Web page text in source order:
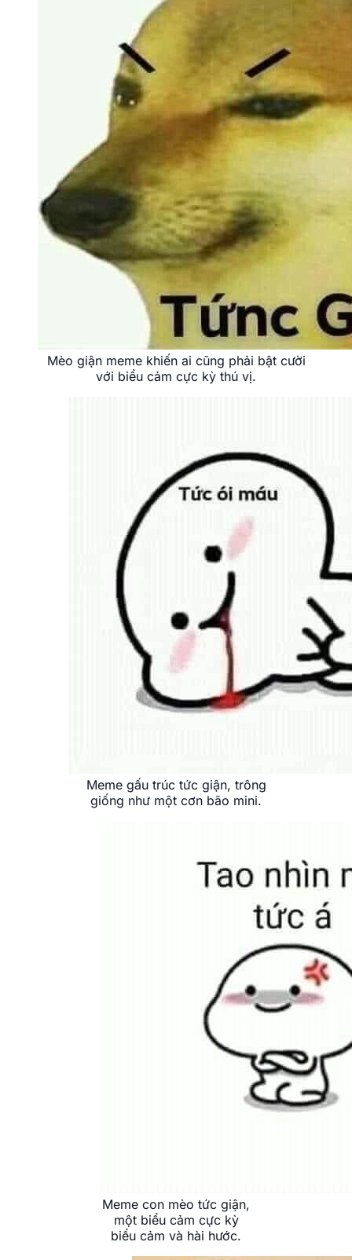
Mèo giận meme khiến ai cũng phải bật cười
với biểu cảm cực kỳ thú vị.
Meme gấu trúc tức giận, trông
giống như một cơn bão mini.
Meme con mèo tức giận,
một biểu cảm cực kỳ
biểu cảm và hài hước.